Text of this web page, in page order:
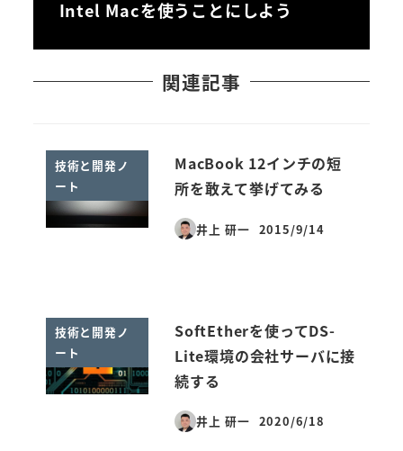
Intel Macを使うことにしよう
関連記事
技術と開発ノ
ート
MacBook 12インチの短
所を敢えて挙げてみる
井上 研一
投稿日
2015/9/14
技術と開発ノ
ート
SoftEtherを使ってDS-
Lite環境の会社サーバに接
続する
井上 研一
投稿日
2020/6/18